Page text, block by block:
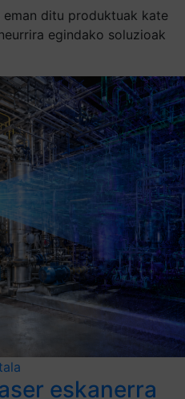
ditu produktuak kate
egindako soluzioak
eskanerra